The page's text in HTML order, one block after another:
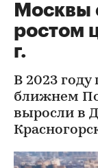
Москвы
ростом
г.
В 2023
ближнем
выросли в